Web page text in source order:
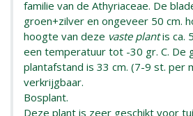
familie van de Athyriaceae. De
groen+zilver en ongeveer 50 cm.
hoogte van deze vaste plantis ca.
een temperatuur tot -30 gr. C. De
plantafstand is 33 cm. (7-9 st. per
verkrijgbaar.
Bosplant.
Deze plant is zeer geschikt voor